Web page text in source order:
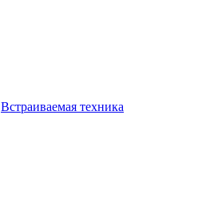
Встраиваемая техника